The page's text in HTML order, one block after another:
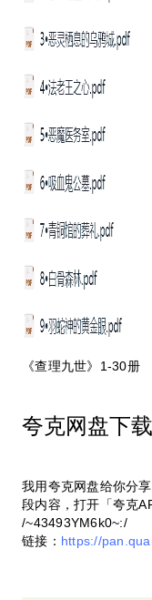
《查理九世》1-30册
夸克网盘下载
我用夸克网盘给你分
段内容，打开「夸克
/~43493YM6k0~:/
链接： https://